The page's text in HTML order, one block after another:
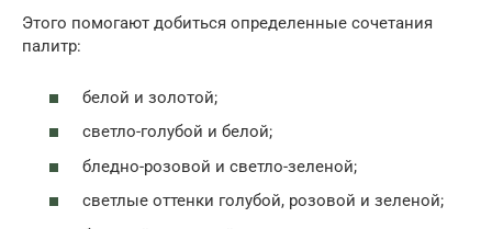
Этого помогают добиться определенные сочетания
палитр:
белой и золотой;
светло-голубой и белой;
бледно-розовой и светло-зеленой;
светлые оттенки голубой, розовой и зеленой;